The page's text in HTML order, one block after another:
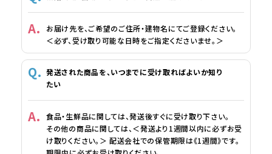
お届け先を、ご希望のご住所・建物名にてご登録ください。
＜必ず、受け取り可能な日時をご指定くださいませ。＞
発送された商品を、いつまでに受け取ればよいか知り
たい
食品・生鮮品に関しては、発送後すぐに受け取り下さい。
その他の商品に関しては、＜発送より1週間以内に必ずお受
け取りください。＞ 配送会社での保管期限は《1週間》です。